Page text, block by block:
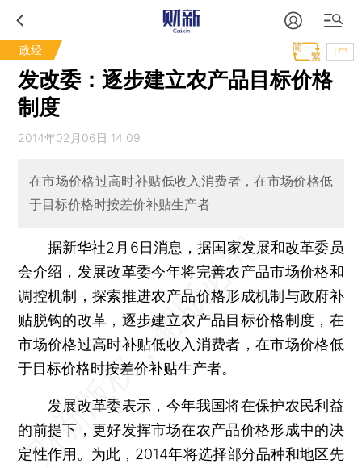
政经 T中
发改委：逐步建立农产品目标价格
制度
2014年02月06日 14:09
在市场价格过高时补贴低收入消费者，在市场价格低
于目标价格时按差价补贴生产者
据新华社2月6日消息，据国家发展和改革委员
会介绍，发展改革委今年将完善农产品市场价格和
调控机制，探索推进农产品价格形成机制与政府补
贴脱钩的改革，逐步建立农产品目标价格制度，在
市场价格过高时补贴低收入消费者，在市场价格低
于目标价格时按差价补贴生产者。
发展改革委表示，今年我国将在保护农民利益
的前提下，更好发挥市场在农产品价格形成中的决
定性作用。为此，2014年将选择部分品种和地区先